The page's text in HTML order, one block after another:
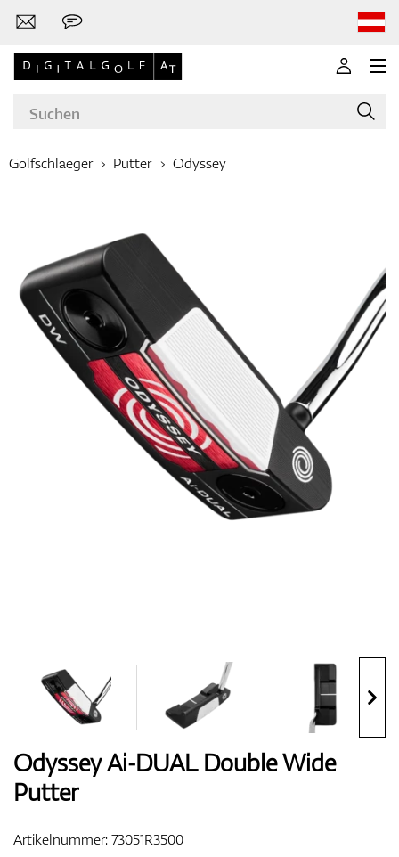
Golfschläger
Bekleidung
Handschuhe
Bags
Golfschlaeger Putter Odyssey
Odyssey Ai-DUAL Double Wide
Putter
Artikelnummer:73051R3500